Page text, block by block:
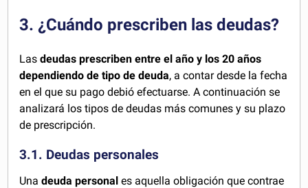
3. ¿Cuándo prescriben las deudas?
Lasdeudas prescriben entre el año y los 20 años
dependiendo de tipo de deuda, a contar desde la fecha
en el que su pago debió efectuarse. A continuación se
analizará los tipos de deudas más comunes y su plazo
de prescripción.
3.1. Deudas personales
Unadeuda personal es aquella obligación que contrae